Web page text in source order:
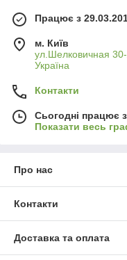
Працює з
м. Київ
ул.Шелковичная
Україна
Контакти
Сьогодні працює
Показати весь
Про нас
Контакти
Доставка та оплата